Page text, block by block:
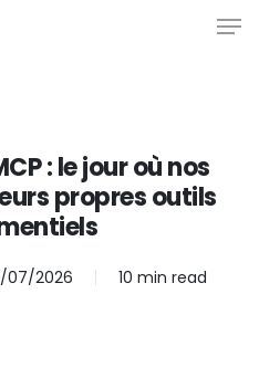
: le jour où nos
propres outils
07/2026 10 min read